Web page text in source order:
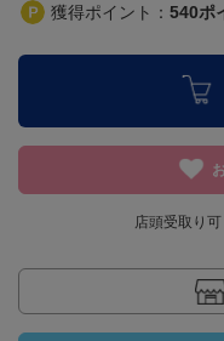
獲得ポイント： 540ポ
店頭受取り可